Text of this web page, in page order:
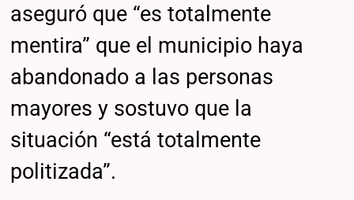
aseguró que “es totalmente
mentira” que el municipio haya
abandonado a las personas
mayores y sostuvo que la
situación “está totalmente
politizada”.